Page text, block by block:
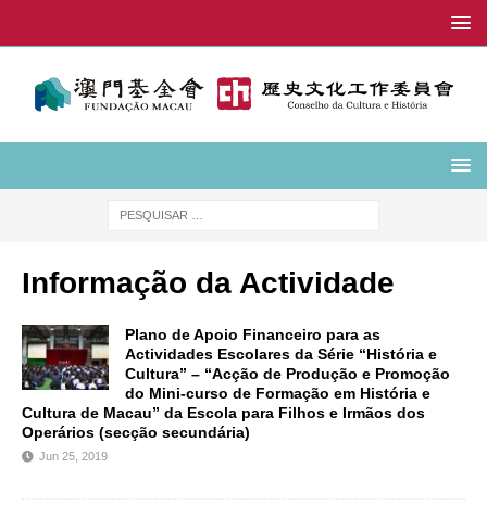
Informação da Actividade
Plano de Apoio Financeiro para as
Actividades Escolares da Série “História e
Cultura” – “Acção de Produção e Promoção
do Mini-curso de Formação em História e
Cultura de Macau” da Escola para Filhos e Irmãos dos
Operários (secção secundária)
Jun 25, 2019